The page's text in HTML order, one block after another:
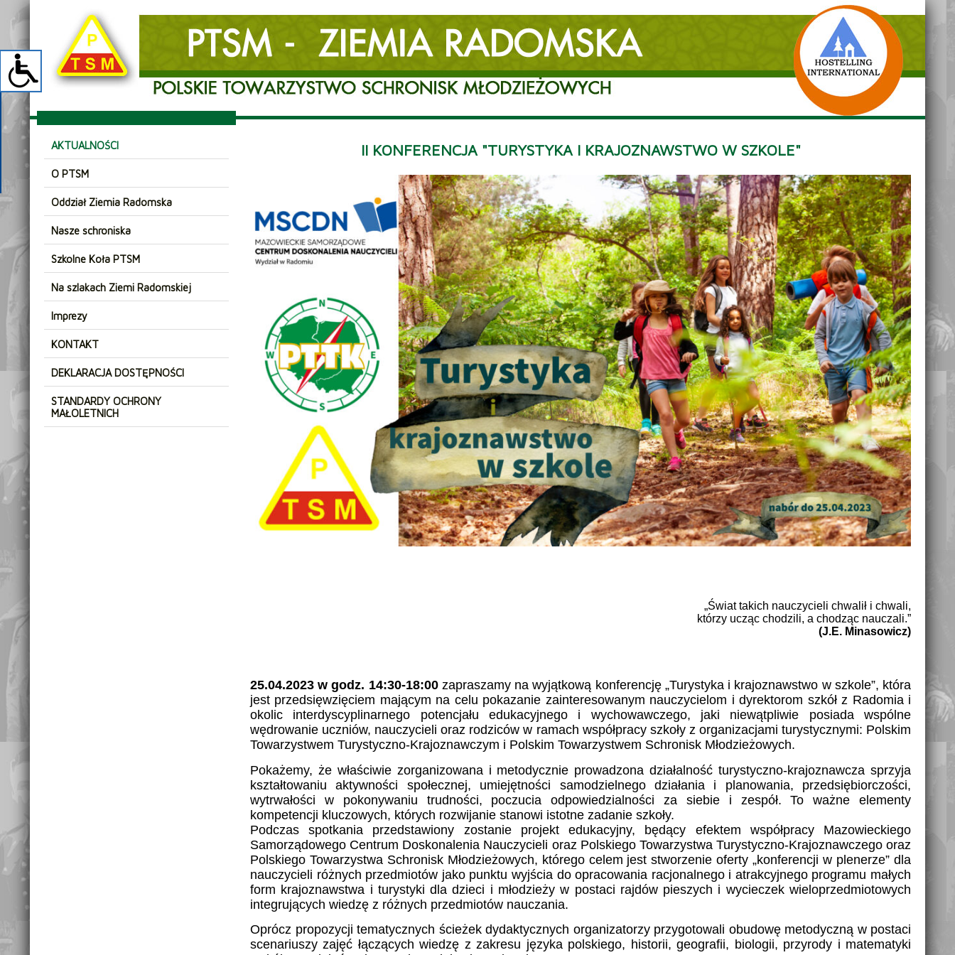
AKTUALNOŚCI
O PTSM
Oddział Ziemia Radomska
Nasze schroniska
Szkolne Koła PTSM
Na szlakach Ziemi Radomskiej
Imprezy
KONTAKT
DEKLARACJA DOSTĘPNOŚCI
STANDARDY OCHRONY
MAŁOLETNICH
II KONFERENCJA "TURYSTYKA I KRAJOZNAWSTWO W SZKOLE"
„Świat takich nauczycieli chwalił i chwali,
którzy ucząc chodzili, a chodząc nauczali.”
(J.E. Minasowicz)
25.04.2023 w godz. 14:30-18:00zapraszamy na wyjątkową konferencję „Turystyka i krajoznawstwo w szkole”, która
jest przedsięwzięciem mającym na celu pokazanie zainteresowanym nauczycielom i dyrektorom szkół z Radomia i
okolic interdyscyplinarnego potencjału edukacyjnego i wychowawczego, jaki niewątpliwie posiada wspólne
wędrowanie uczniów, nauczycieli oraz rodziców w ramach współpracy szkoły z organizacjami turystycznymi: Polskim
Towarzystwem Turystyczno-Krajoznawczym i Polskim Towarzystwem Schronisk Młodzieżowych.
Pokażemy, że właściwie zorganizowana i metodycznie prowadzona działalność turystyczno-krajoznawcza sprzyja
kształtowaniu aktywności społecznej, umiejętności samodzielnego działania i planowania, przedsiębiorczości,
wytrwałości w pokonywaniu trudności, poczucia odpowiedzialności za siebie i zespół. To ważne elementy
kompetencji kluczowych, których rozwijanie stanowi istotne zadanie szkoły.
Podczas spotkania przedstawiony zostanie projekt edukacyjny, będący efektem współpracy Mazowieckiego
Samorządowego Centrum Doskonalenia Nauczycieli oraz Polskiego Towarzystwa Turystyczno-Krajoznawczego oraz
Polskiego Towarzystwa Schronisk Młodzieżowych, którego celem jest stworzenie oferty „konferencji w plenerze” dla
nauczycieli różnych przedmiotów jako punktu wyjścia do opracowania racjonalnego i atrakcyjnego programu małych
form krajoznawstwa i turystyki dla dzieci i młodzieży w postaci rajdów pieszych i wycieczek wieloprzedmiotowych
integrujących wiedzę z różnych przedmiotów nauczania.
Oprócz propozycji tematycznych ścieżek dydaktycznych organizatorzy przygotowali obudowę metodyczną w postaci
scenariuszy zajęć łączących wiedzę z zakresu języka polskiego, historii, geografii, biologii, przyrody i matematyki